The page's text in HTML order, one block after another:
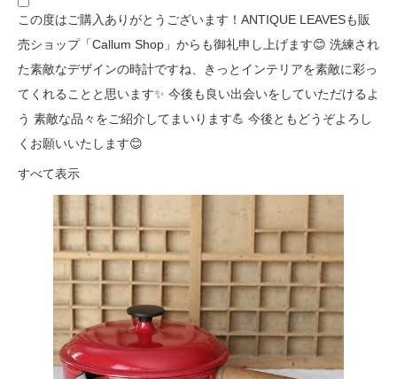
この度はご購入ありがとうございます！ANTIQUE LEAVESも販
売ショップ「Callum Shop」からも御礼申し上げます😊 洗練され
た素敵なデザインの時計ですね、きっとインテリアを素敵に彩っ
てくれることと思います✨ 今後も良い出会いをしていただけるよ
う 素敵な品々をご紹介してまいります💪 今後ともどうぞよろし
くお願いいたします😊
すべて表示